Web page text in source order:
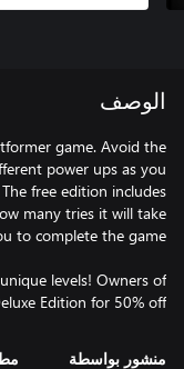
الوصف
game. Avoid the
power ups as you
free edition includes
many tries it will take
levels! Owners of
Edition for 50% off!
منشور بواسطة